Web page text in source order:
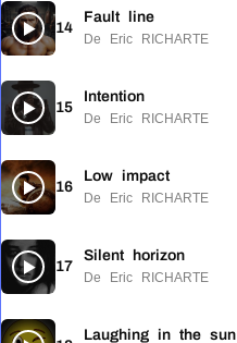
14
Fault line
De Eric RICHARTE
15
Intention
De Eric RICHARTE
16
Low impact
De Eric RICHARTE
17
Silent horizon
De Eric RICHARTE
Laughing in the sun